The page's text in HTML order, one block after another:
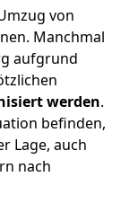
von
Manchmal
aufgrund
werden.
befinden,
Lage, auch
nach